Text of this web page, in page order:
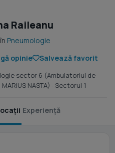
Raileanu
Pneumologie
opinie Salvează favorit
sector 6 (Ambulatoriul de
NASTA) · Sectorul 1
Experiență